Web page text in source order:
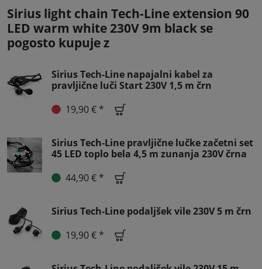
Sirius light chain Tech-Line extension 90
LED warm white 230V 9m black se
pogosto kupuje z
Sirius Tech-Line napajalni kabel za
pravljične luči Start 230V 1,5 m črn
19,90 € *
Sirius Tech-Line pravljične lučke začetni set
45 LED toplo bela 4,5 m zunanja 230V črna
44,90 € *
Sirius Tech-Line podaljšek vile 230V 5 m črn
19,90 € *